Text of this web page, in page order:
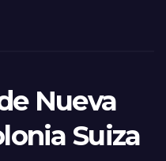
Nueva
Suiza